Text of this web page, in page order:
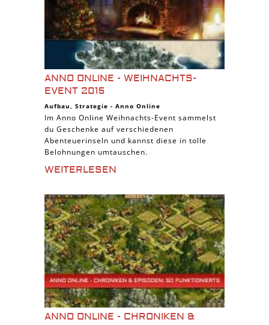
ANNO ONLINE - WEIHNACHTS-
EVENT 2015
Aufbau, Strategie - Anno Online
Im Anno Online Weihnachts-Event sammelst
du Geschenke auf verschiedenen
Abenteuerinseln und kannst diese in tolle
Belohnungen umtauschen.
WEITERLESEN
ANNO ONLINE - CHRONIKEN &